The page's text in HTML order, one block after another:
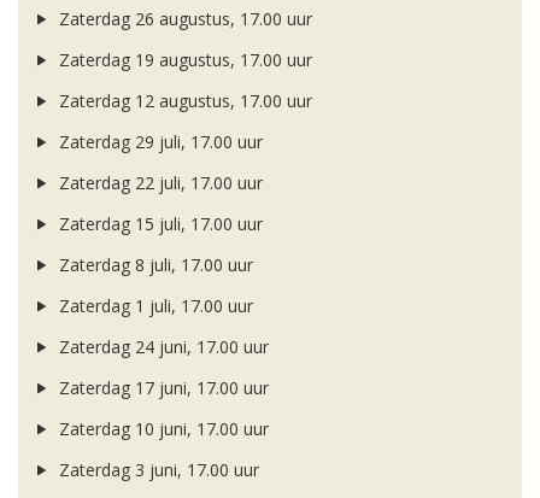
Zaterdag 26 augustus, 17.00 uur
Zaterdag 19 augustus, 17.00 uur
Zaterdag 12 augustus, 17.00 uur
Zaterdag 29 juli, 17.00 uur
Zaterdag 22 juli, 17.00 uur
Zaterdag 15 juli, 17.00 uur
Zaterdag 8 juli, 17.00 uur
Zaterdag 1 juli, 17.00 uur
Zaterdag 24 juni, 17.00 uur
Zaterdag 17 juni, 17.00 uur
Zaterdag 10 juni, 17.00 uur
Zaterdag 3 juni, 17.00 uur